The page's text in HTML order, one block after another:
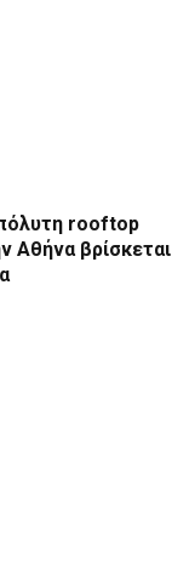
rooftop
Αθήνα βρίσκεται